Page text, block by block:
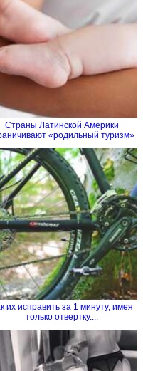
Страны Латинской Америки
«родильный туризм»
их исправить за 1 минуту, имея
только отвертку....